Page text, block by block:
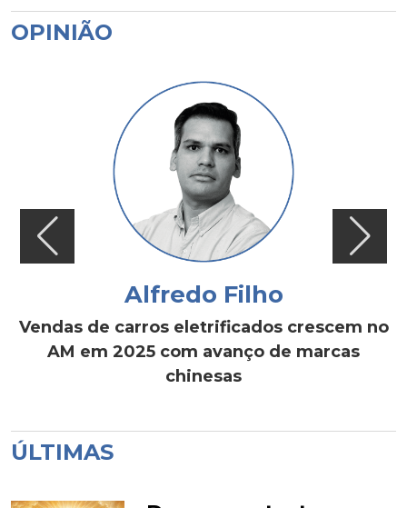
OPINIÃO
Alfredo Filho
Vendas de carros eletrificados crescem no
AM em 2025 com avanço de marcas
chinesas
ÚLTIMAS